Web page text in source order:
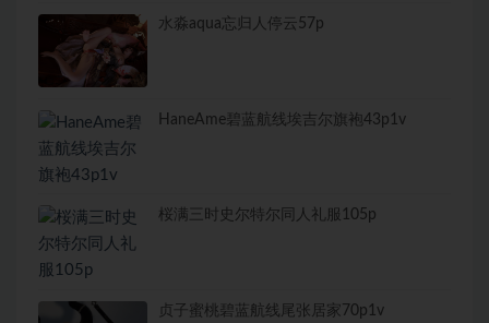
水淼aqua忘归人停云57p
HaneAme碧蓝航线埃吉尔旗袍43p1v
桜满三时史尔特尔同人礼服105p
贞子蜜桃碧蓝航线尾张居家70p1v